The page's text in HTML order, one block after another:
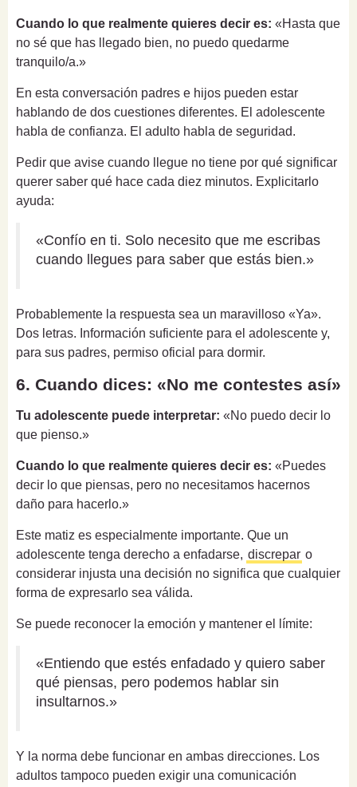
Cuando lo que realmente quieres decir es: «Hasta que
no sé que has llegado bien, no puedo quedarme
tranquilo/a.»
En esta conversación padres e hijos pueden estar
hablando de dos cuestiones diferentes. El adolescente
habla de confianza. El adulto habla de seguridad.
Pedir que avise cuando llegue no tiene por qué significar
querer saber qué hace cada diez minutos. Explicitarlo
ayuda:
«Confío en ti. Solo necesito que me escribas
cuando llegues para saber que estás bien.»
Probablemente la respuesta sea un maravilloso «Ya».
Dos letras. Información suficiente para el adolescente y,
para sus padres, permiso oficial para dormir.
6. Cuando dices: «No me contestes así»
Tu adolescente puede interpretar: «No puedo decir lo
que pienso.»
Cuando lo que realmente quieres decir es: «Puedes
decir lo que piensas, pero no necesitamos hacernos
daño para hacerlo.»
Este matiz es especialmente importante. Que un
adolescente tenga derecho a enfadarse, discrepar o
considerar injusta una decisión no significa que cualquier
forma de expresarlo sea válida.
Se puede reconocer la emoción y mantener el límite:
«Entiendo que estés enfadado y quiero saber
qué piensas, pero podemos hablar sin
insultarnos.»
Y la norma debe funcionar en ambas direcciones. Los
adultos tampoco pueden exigir una comunicación